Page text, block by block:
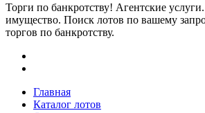
Торги по банкротству! Агентские
имущество. Поиск лотов по вашему
торгов по банкротству.
Главная
Каталог лотов